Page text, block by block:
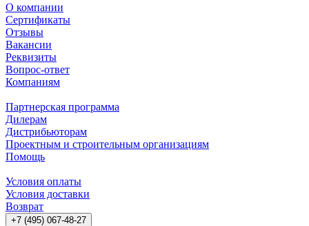
О компании
Сертификаты
Отзывы
Вакансии
Реквизиты
Вопрос-ответ
Компаниям
Партнерская программа
Дилерам
Дистрибьюторам
Проектным и строительным организациям
Помощь
Условия оплаты
Условия доставки
Возврат
+7 (495) 067-48-27